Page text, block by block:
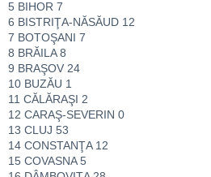
5 BIHOR 7
6 BISTRIŢA-NĂSĂUD 12
7 BOTOŞANI 7
8 BRĂILA 8
9 BRAŞOV 24
10 BUZĂU 1
11 CĂLĂRAŞI 2
12 CARAŞ-SEVERIN 0
13 CLUJ 53
14 CONSTANŢA 12
15 COVASNA 5